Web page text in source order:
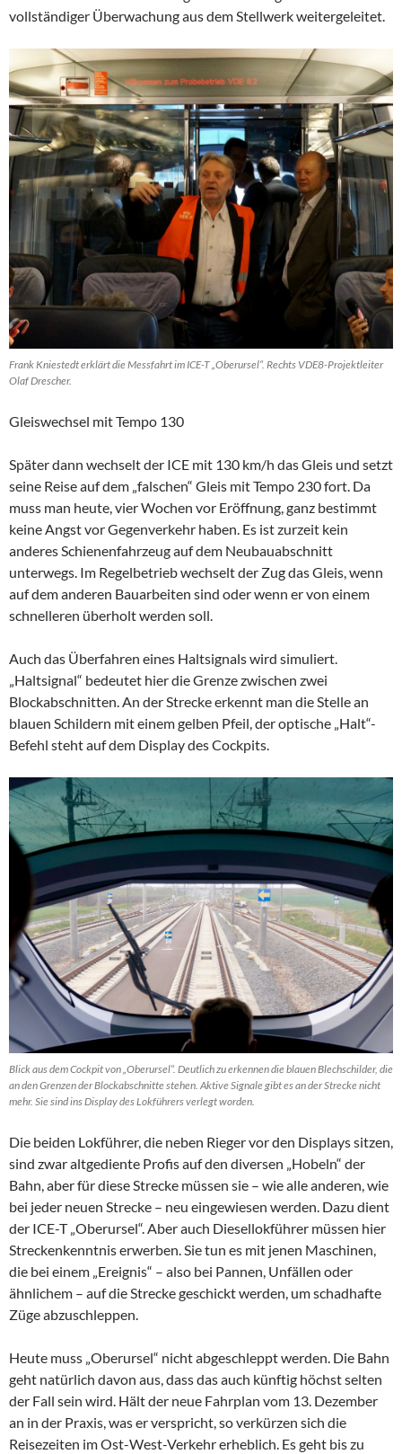
vollständiger Überwachung aus dem Stellwerk weitergeleitet.
Frank Kniestedt erklärt die Messfahrt im ICE-T „Oberursel“. Rechts VDE8-Projektleiter
Olaf Drescher.
Gleiswechsel mit Tempo 130
Später dann wechselt der ICE mit 130 km/h das Gleis und setzt
seine Reise auf dem „falschen“ Gleis mit Tempo 230 fort. Da
muss man heute, vier Wochen vor Eröffnung, ganz bestimmt
keine Angst vor Gegenverkehr haben. Es ist zurzeit kein
anderes Schienenfahrzeug auf dem Neubauabschnitt
unterwegs. Im Regelbetrieb wechselt der Zug das Gleis, wenn
auf dem anderen Bauarbeiten sind oder wenn er von einem
schnelleren überholt werden soll.
Auch das Überfahren eines Haltsignals wird simuliert.
„Haltsignal“ bedeutet hier die Grenze zwischen zwei
Blockabschnitten. An der Strecke erkennt man die Stelle an
blauen Schildern mit einem gelben Pfeil, der optische „Halt“-
Befehl steht auf dem Display des Cockpits.
Blick aus dem Cockpit von „Oberursel“. Deutlich zu erkennen die blauen Blechschilder, die
an den Grenzen der Blockabschnitte stehen. Aktive Signale gibt es an der Strecke nicht
mehr. Sie sind ins Display des Lokführers verlegt worden.
Die beiden Lokführer, die neben Rieger vor den Displays sitzen,
sind zwar altgediente Profis auf den diversen „Hobeln“ der
Bahn, aber für diese Strecke müssen sie – wie alle anderen, wie
bei jeder neuen Strecke – neu eingewiesen werden. Dazu dient
der ICE-T „Oberursel“. Aber auch Diesellokführer müssen hier
Streckenkenntnis erwerben. Sie tun es mit jenen Maschinen,
die bei einem „Ereignis“ – also bei Pannen, Unfällen oder
ähnlichem – auf die Strecke geschickt werden, um schadhafte
Züge abzuschleppen.
Heute muss „Oberursel“ nicht abgeschleppt werden. Die Bahn
geht natürlich davon aus, dass das auch künftig höchst selten
der Fall sein wird. Hält der neue Fahrplan vom 13. Dezember
an in der Praxis, was er verspricht, so verkürzen sich die
Reisezeiten im Ost-West-Verkehr erheblich. Es geht bis zu